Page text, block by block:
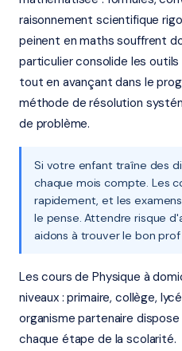
raisonnement scientifique
peinent en maths souffrent
particulier consolide les
tout en avançant dans le
méthode de résolution
de problème.
Si votre enfant traîne des
chaque mois compte. Les
rapidement, et les
le pense. Attendre risque
aidons à trouver le bon
Les cours de Physique à
niveaux : primaire, collège,
organisme partenaire
chaque étape de la scolarité.